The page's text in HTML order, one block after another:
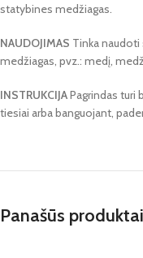
statybines medžiagas.
NAUDOJIMAS Tinka
medžiagas, pvz.: medį,
INSTRUKCIJAPagrindas turi
tiesiai arba banguojant,
Panašūs produktai